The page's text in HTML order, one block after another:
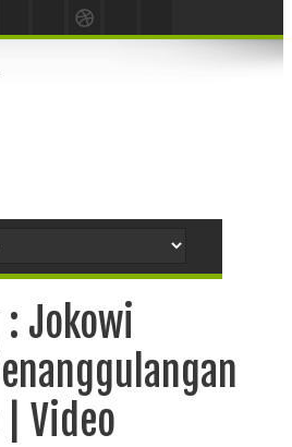
: Jokowi
| Video